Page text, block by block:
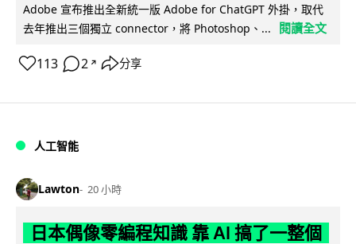
Adobe 宣布推出全新統一版 Adobe for ChatGPT 外掛，取代
去年推出三個獨立 connector，將 Photoshop、...
閱讀全文
113 2 ↗ 分享
人工智能
Lawton 20 小時
日本偶像零編程知識 靠 AI 搞了一整個